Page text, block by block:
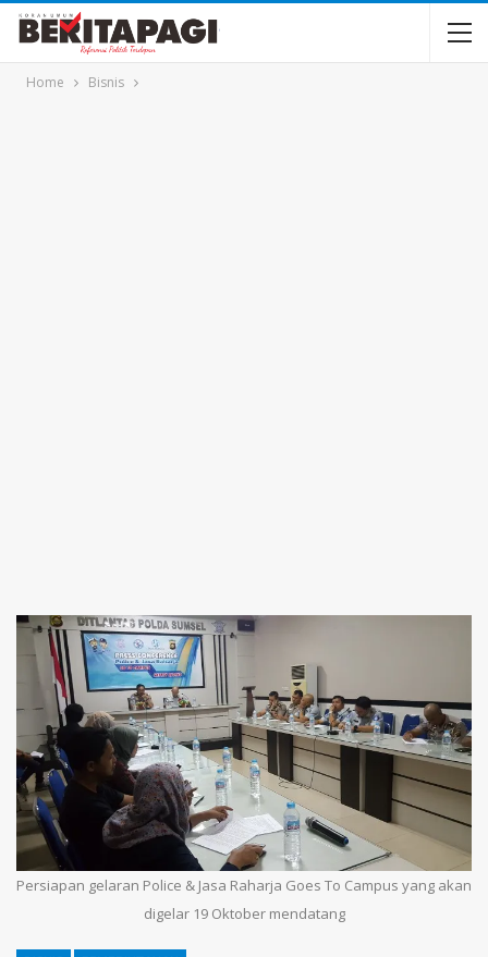
Home Bisnis
Persiapan gelaran Police & Jasa Raharja Goes To Campus yang akan
digelar 19 Oktober mendatang